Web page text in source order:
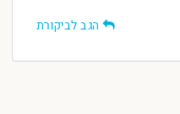
הגב לביקורת